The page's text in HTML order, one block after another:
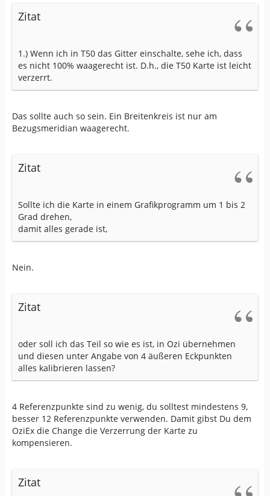
Zitat
1.) Wenn ich in T50 das Gitter einschalte, sehe ich, dass
es nicht 100% waagerecht ist. D.h., die T50 Karte ist leicht
verzerrt.
Das sollte auch so sein. Ein Breitenkreis ist nur am
Bezugsmeridian waagerecht.
Zitat
Sollte ich die Karte in einem Grafikprogramm um 1 bis 2
Grad drehen,
damit alles gerade ist,
Nein.
Zitat
oder soll ich das Teil so wie es ist, in Ozi übernehmen
und diesen unter Angabe von 4 äußeren Eckpunkten
alles kalibrieren lassen?
4 Referenzpunkte sind zu wenig, du solltest mindestens 9,
besser 12 Referenzpunkte verwenden. Damit gibst Du dem
OziEx die Change die Verzerrung der Karte zu
kompensieren.
Zitat